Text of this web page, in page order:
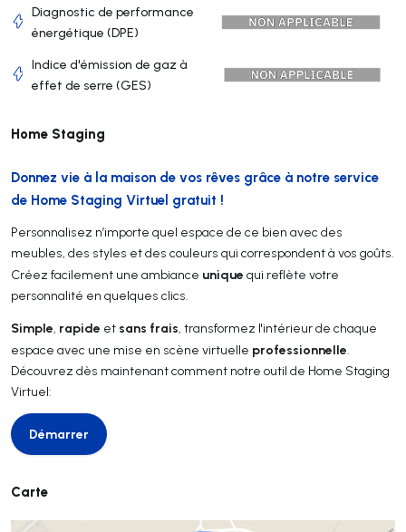
Diagnostic de performance
énergétique (DPE)
Indice d'émission de gaz à
effet de serre (GES)
Home Staging
Donnez vie à la maison de vos rêves grâce à notre service
de Home Staging Virtuel gratuit !
Personnalisez n’importe quel espace de ce bien avec des
meubles, des styles et des couleurs qui correspondent à vos goûts.
Créez facilement une ambiance unique qui reflète votre
personnalité en quelques clics.
Simple, rapide et sans frais, transformez l'intérieur de chaque
espace avec une mise en scène virtuelle professionnelle.
Découvrez dès maintenant comment notre outil de Home Staging
Virtuel:
Démarrer
Démarrer
Carte